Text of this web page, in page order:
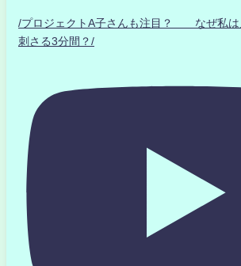
/プロジェクトA子さんも注目？ なぜ私は
刺さる3分間？/